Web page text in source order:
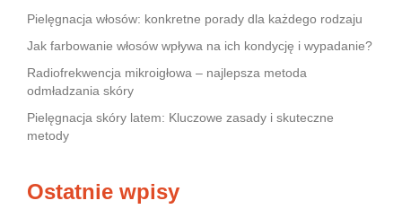
Pielęgnacja włosów: konkretne porady dla każdego rodzaju
Jak farbowanie włosów wpływa na ich kondycję i wypadanie?
Radiofrekwencja mikroigłowa – najlepsza metoda
odmładzania skóry
Pielęgnacja skóry latem: Kluczowe zasady i skuteczne
metody
Ostatnie wpisy